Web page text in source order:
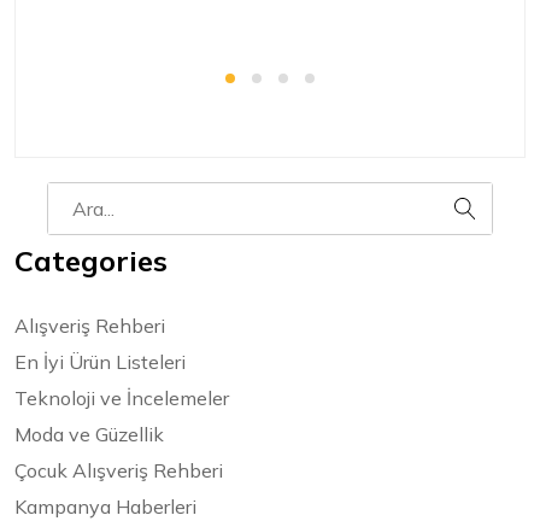
Categories
Alışveriş Rehberi
En İyi Ürün Listeleri
Teknoloji ve İncelemeler
Moda ve Güzellik
Çocuk Alışveriş Rehberi
Kampanya Haberleri